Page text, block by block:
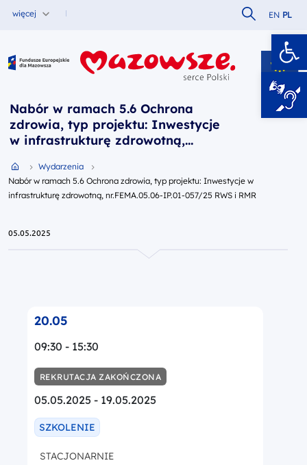
więcej Szukaj w
EN PL
Fundusze Europejskie dla Mazowsza
Nabór w ramach 5.6 Ochrona
zdrowia, typ projektu: Inwestycje
w infrastrukturę zdrowotną,
RMRPrzejdź do strony głównej portalu
Wydarzenia
Nabór w ramach 5.6 Ochrona zdrowia, typ projektu: Inwestycje w
infrastrukturę zdrowotną, nr.FEMA.05.06-IP.01-057/25 RWS i RMR
05.05.2025
20.05
09:30 - 15:30
REKRUTACJA ZAKOŃCZONA
05.05.2025 - 19.05.2025
SZKOLENIE
STACJONARNIE